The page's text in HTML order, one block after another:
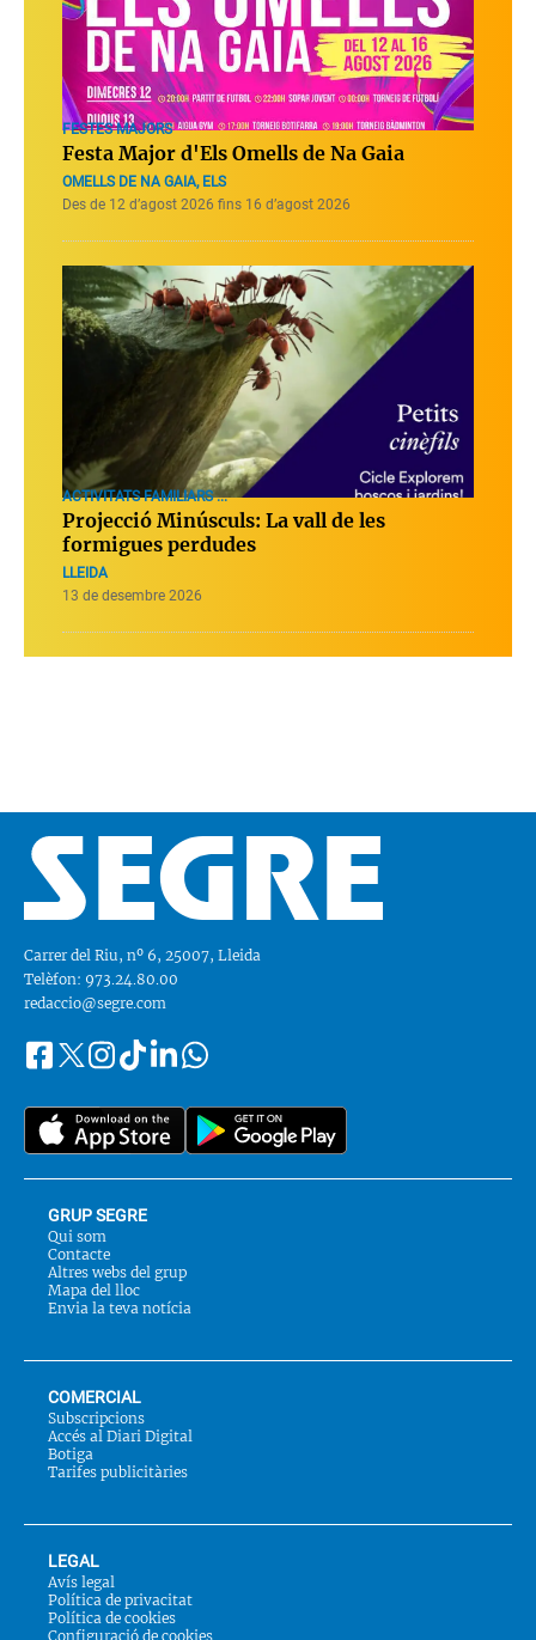
FESTES MAJORS
Festa Major d'Els Omells de Na Gaia
OMELLS DE NA GAIA, ELS
Des de 12 d’agost 2026 fins 16 d’agost 2026
ACTIVITATS FAMILIARS ...
Projecció Minúsculs: La vall de les
formigues perdudes
LLEIDA
13 de desembre 2026
Carrer del Riu, nº 6, 25007, Lleida
Telèfon: 973.24.80.00
redaccio@segre.com
Segueix-
a::
FacebookInstagram
TiktokLinkedinWhatsapp
GRUP SEGRE
Qui som
Contacte
Altres webs del grup
Mapa del lloc
Envia la teva notícia
COMERCIAL
Subscripcions
Accés al Diari Digital
Botiga
Tarifes publicitàries
LEGAL
Avís legal
Política de privacitat
Política de cookies
Configuració de cookies